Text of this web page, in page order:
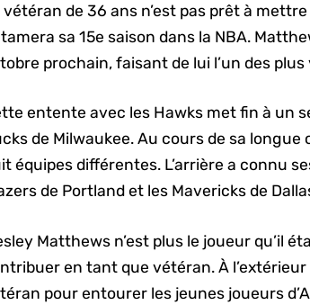
vétéran de 36 ans n’est pas prêt à
sa 15e saison dans la NBA.
prochain, faisant de lui l’un des
entente avec les Hawks met fin à un
de Milwaukee. Au cours de sa
équipes différentes. L’arrière a connu
de Portland et les Mavericks de
Matthews n’est plus le joueur qu’il
en tant que vétéran. À
pour entourer les jeunes joueurs